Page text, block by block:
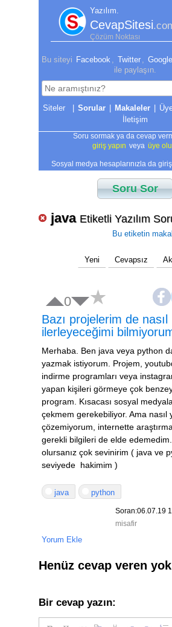
Yazılım.
CevapSitesi
Çözüm Noktası
Bu siteyi Facebook Twitter
ile paylaşın.
| Sorular | Makaleler |
İletişim
Soru sormak ya da cevap
giriş yapın veya üye
Sosyal medya hesaplarınızla da
Soru Sor
java Etiketli Yazılım
Bu etiketin
Yeni Cevapsız
0
Bazı projelerim de nasıl
ilerleyeceğimi
Merhaba. Ben java veya python
yazmak istiyorum. Projem,
indirme programları veya
yapan kişileri görmeye çok
program. Kısacası sosyal
çekmem gerekebiliyor. Ama nasıl
çözemiyorum, internette
gerekli bilgileri de elde edemedim.
olursanız çok sevinirim ( java ve
seviyede hakimim )
java python
Soran:06.07.19
misafir
Yorum Ekle
Henüz cevap veren
Bir cevap yazın: